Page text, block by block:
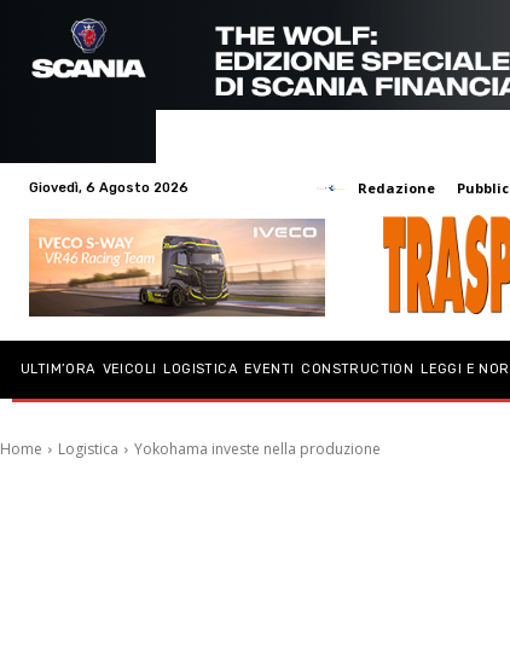
Giovedì, 6 Agosto 2026 Redazione
ULTIM’ORA VEICOLI LOGISTICA EVENTI CONSTRUCTION LEGGI E
Home Logistica Yokohama investe nella produzione